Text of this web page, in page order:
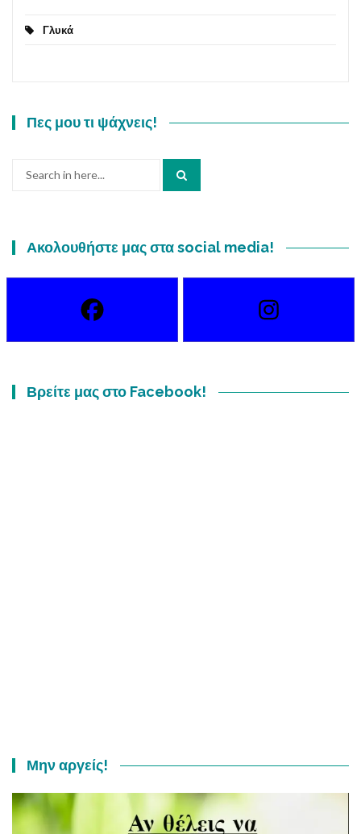
Γλυκά
Πες μου τι ψάχνεις!
Ακολουθήστε μας στα social media!
Βρείτε μας στο Facebook!
Μην αργείς!